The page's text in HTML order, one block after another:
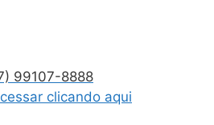
99107-8888
clicando aqui